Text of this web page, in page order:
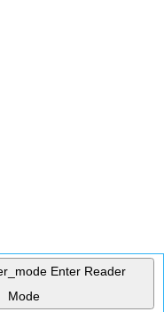
Enter Reader
Mode